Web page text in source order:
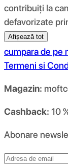
contribuiți la
defavorizate
Afișează tot
cumpara de pe
Termeni si
Magazin:
Cashback: 10
Abonare